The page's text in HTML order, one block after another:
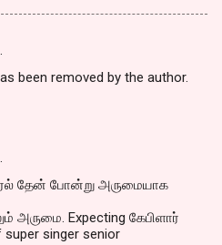
been removed by the author.
தேன் போன்று அருமையாக
அருமை. Expecting கேபிளார்
singer senior